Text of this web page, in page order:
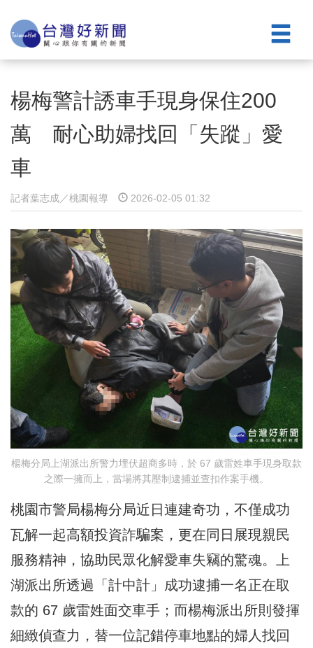
楊梅警計誘車手現身保住200
萬 耐心助婦找回「失蹤」愛
車
記者葉志成／桃園報導 2026-02-05 01:32
楊梅分局上湖派出所警力埋伏超商多時，於 67 歲雷姓車手現身取款
之際一擁而上，當場將其壓制逮捕並查扣作案手機。
桃園市警局楊梅分局近日連建奇功，不僅成功
瓦解一起高額投資詐騙案，更在同日展現親民
服務精神，協助民眾化解愛車失竊的驚魂。上
湖派出所透過「計中計」成功逮捕一名正在取
款的 67 歲雷姓面交車手；而楊梅派出所則發揮
細緻偵查力，替一位記錯停車地點的婦人找回